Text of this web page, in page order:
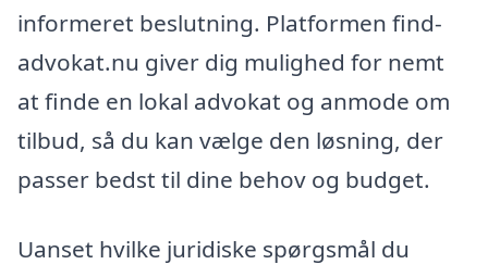
informeret beslutning. Platformen find-
advokat.nu giver dig mulighed for nemt
at finde en lokal advokat og anmode om
tilbud, så du kan vælge den løsning, der
passer bedst til dine behov og budget.
Uanset hvilke juridiske spørgsmål du